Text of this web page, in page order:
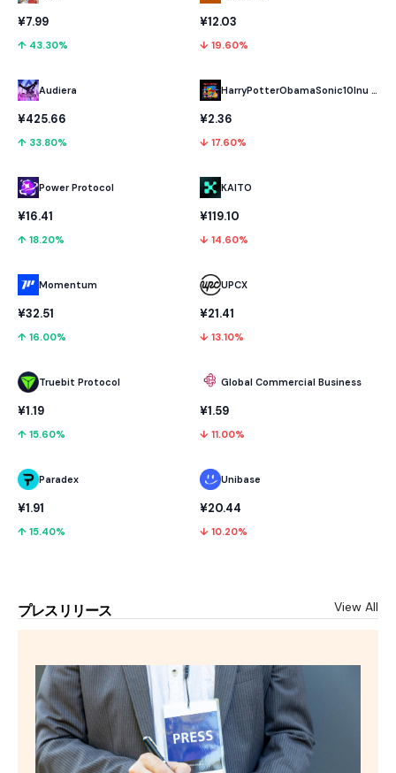
¥7.99
↑ 43.30%
Audiera
¥425.66
↑ 33.80%
Power Protocol
¥16.41
↑ 18.20%
Momentum
¥32.51
↑ 16.00%
Truebit Protocol
¥1.19
↑ 15.60%
Paradex
¥1.91
↑ 15.40%
¥12.03
↓ 19.60%
HarryPotterObamaSonic10Inu (ETH)
¥2.36
↓ 17.60%
KAITO
¥119.10
↓ 14.60%
UPCX
¥21.41
↓ 13.10%
Global Commercial Business
¥1.59
↓ 11.00%
Unibase
¥20.44
↓ 10.20%
プレスリリース View All